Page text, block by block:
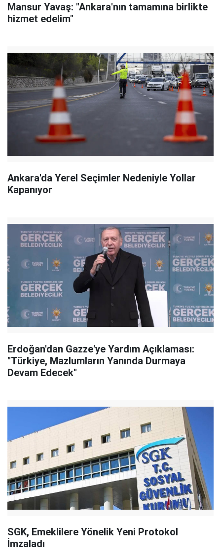
Mansur Yavaş: "Ankara'nın tamamına birlikte
hizmet edelim"
Ankara'da Yerel Seçimler Nedeniyle Yollar
Kapanıyor
Erdoğan'dan Gazze'ye Yardım Açıklaması:
"Türkiye, Mazlumların Yanında Durmaya
Devam Edecek"
SGK, Emeklilere Yönelik Yeni Protokol
İmzaladı